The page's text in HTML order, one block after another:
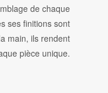
de chaque
ses finitions sont
main, ils rendent
pièce unique.